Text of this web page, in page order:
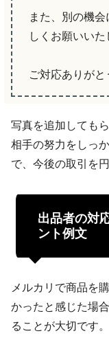
また、別の機
しくお願いいた
ご対応ありがと
写真を追加しても
相手の努力をしっ
で、今後の取引を
出品者の対
ント例文
メルカリで商品を
かったと感じた場
ることが大切です。